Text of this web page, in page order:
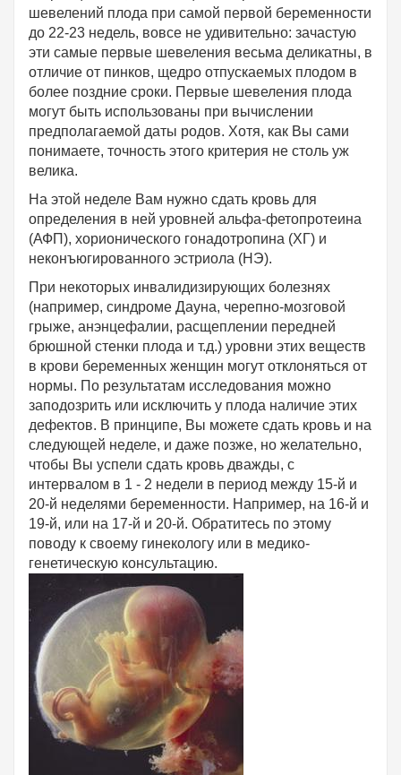
шевелений плода при самой первой беременности
до 22-23 недель, вовсе не удивительно: зачастую
эти самые первые шевеления весьма деликатны, в
отличие от пинков, щедро отпускаемых плодом в
более поздние сроки. Первые шевеления плода
могут быть использованы при вычислении
предполагаемой даты родов. Хотя, как Вы сами
понимаете, точность этого критерия не столь уж
велика.
На этой неделе Вам нужно сдать кровь для
определения в ней уровней альфа-фетопротеина
(АФП), хорионического гонадотропина (ХГ) и
неконъюгированного эстриола (НЭ).
При некоторых инвалидизирующих болезнях
(например, синдроме Дауна, черепно-мозговой
грыже, анэнцефалии, расщеплении передней
брюшной стенки плода и т.д.) уровни этих веществ
в крови беременных женщин могут отклоняться от
нормы. По результатам исследования можно
заподозрить или исключить у плода наличие этих
дефектов. В принципе, Вы можете сдать кровь и на
следующей неделе, и даже позже, но желательно,
чтобы Вы успели сдать кровь дважды, с
интервалом в 1 - 2 недели в период между 15-й и
20-й неделями беременности. Например, на 16-й и
19-й, или на 17-й и 20-й. Обратитесь по этому
поводу к своему гинекологу или в медико-
генетическую консультацию.